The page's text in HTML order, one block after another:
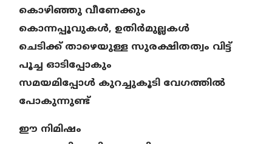
കൊഴിഞ്ഞു വീണേക്കും
കൊന്നപ്പൂവുകൾ, ഉതിർമുല്ലകൾ
ചെടിക്ക് താഴെയുള്ള സുരക്ഷിതത്വം വിട്ട്
പൂച്ച ഓടിപ്പോകും
സമയമിപ്പോൾ കുറച്ചുകൂടി വേഗത്തിൽ
പോകുന്നുണ്ട്
ഈ നിമിഷം